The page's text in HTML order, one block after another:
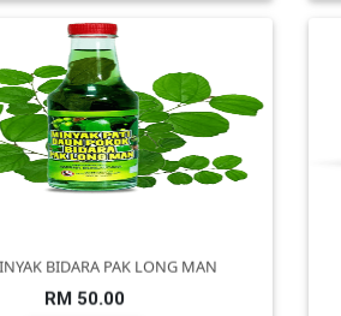
BIDARA PAK LONG MAN
RM 50.00